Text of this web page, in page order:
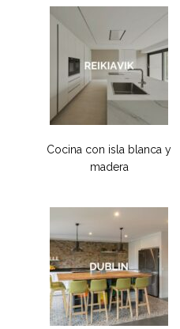
Cocina con isla blanca y
madera